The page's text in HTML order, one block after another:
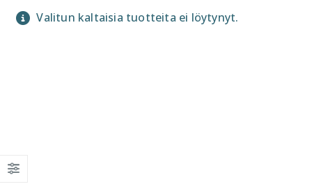
Valitun kaltaisia tuotteita ei löytynyt.